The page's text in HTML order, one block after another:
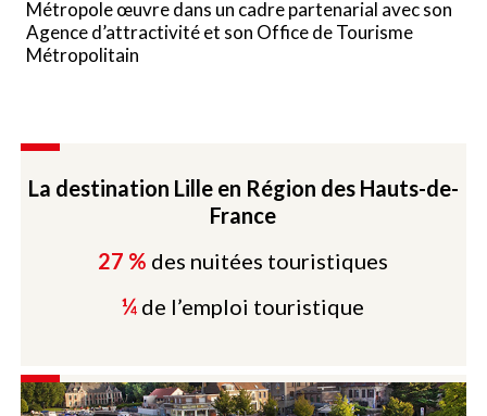
Métropole œuvre dans un cadre partenarial avec son
Agence d’attractivité et son Office de Tourisme
Métropolitain
La destination Lille en Région des Hauts-de-
France
27 % des nuitées touristiques
¼ de l’emploi touristique